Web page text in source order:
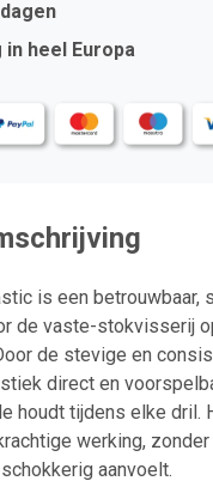
heel Europa
is een betrouwbaar,
de vaste-stokvisserij
de stevige en
direct en
houdt tijdens elke dril.
werking,
aanvoelt.